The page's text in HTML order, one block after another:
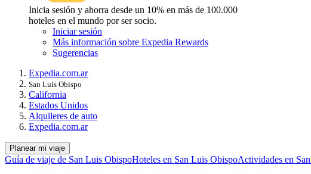
Inicia sesión y ahorra desde un 10% en más de 100.000
hoteles en el mundo por ser socio.
Iniciar sesión
Más información sobre Expedia Rewards
Sugerencias
Expedia.com.ar
San Luis Obispo
California
Estados Unidos
Alquileres de auto
Expedia.com.ar
Planear mi viaje
Guía de viaje de San Luis ObispoHoteles en San Luis ObispoActividades en